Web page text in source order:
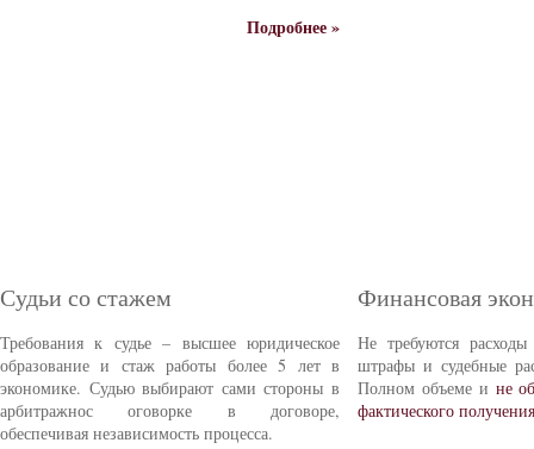
Подробнее »
Судьи со стажем
Требования к судье – высшее юридическое
образование и стаж работы более 5 лет в
экономике. Судью выбирают сами стороны в
арбитражнос оговорке в договоре,
обеспечивая независимость процесса.
Финансовая
Не требуются
штрафы и судебные
Полном объеме и не
фактического получения